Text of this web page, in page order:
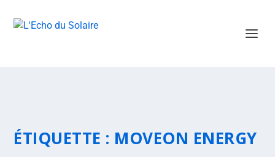
ÉTIQUETTE : MOVEON ENERGY